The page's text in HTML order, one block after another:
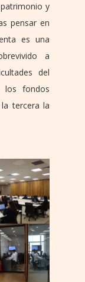
y
pensar en
es una
a
del
los fondos
tercera la